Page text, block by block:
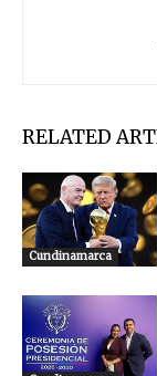
RELATED
Cundinamarca